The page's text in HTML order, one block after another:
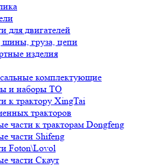
для двигателей
шины, груза, цепи
изделия
комплектующие
и наборы ТО
к трактору XingTai
тракторов
части к тракторам Dongfeng
части Shifeng
Foton\Lovol
части Скаут